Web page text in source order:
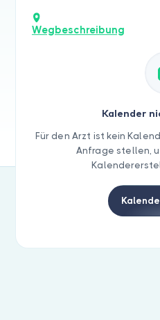
Wegbeschreibung
Kalender
Für den Arzt ist kein
Anfrage stellen,